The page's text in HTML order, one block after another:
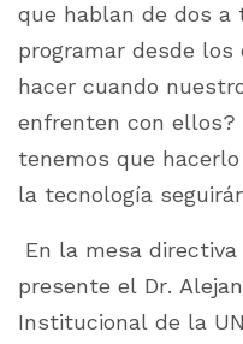
que hablan de dos a
programar desde los
hacer cuando
enfrenten con ellos?
tenemos que
la tecnología
En la mesa
presente el Dr.
Institucional de la